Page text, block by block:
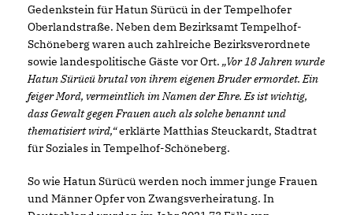
Gedenkstein für Hatun Sürücü in der Tempelhofer
Oberlandstraße. Neben dem Bezirksamt Tempelhof-
Schöneberg waren auch zahlreiche Bezirksverordnete
sowie landespolitische Gäste vor Ort. Vor 18 Jahren wurde
Hatun Sürücü brutal von ihrem eigenen Bruder ermordet. Ein
feiger Mord, vermeintlich im Namen der Ehre. Es ist wichtig,
dass Gewalt gegen Frauen auch als solche benannt und
thematisiert wird,“erklärte Matthias Steuckardt, Stadtrat
für Soziales in Tempelhof-Schöneberg.
So wie Hatun Sürücü werden noch immer junge Frauen
und Männer Opfer von Zwangsverheiratung. In